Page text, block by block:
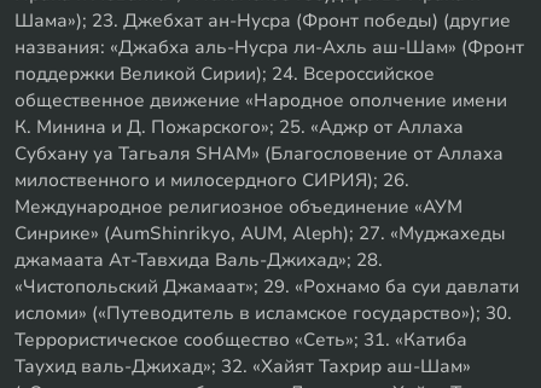
Шама»); 23. Джебхат ан-Нусра (Фронт победы) (другие
названия: «Джабха аль-Нусра ли-Ахль аш-Шам» (Фронт
поддержки Великой Сирии); 24. Всероссийское
общественное движение «Народное ополчение имени
К. Минина и Д. Пожарского»; 25. «Аджр от Аллаха
Субхану уа Тагьаля SHAM» (Благословение от Аллаха
милоственного и милосердного СИРИЯ); 26.
Международное религиозное объединение «АУМ
Синрике» (AumShinrikyo, AUM, Aleph); 27. «Муджахеды
джамаата Ат-Тавхида Валь-Джихад»; 28.
«Чистопольский Джамаат»; 29. «Рохнамо ба суи давлати
исломи» («Путеводитель в исламское государство»); 30.
Террористическое сообщество «Сеть»; 31. «Катиба
Таухид валь-Джихад»; 32. «Хайят Тахрир аш-Шам»